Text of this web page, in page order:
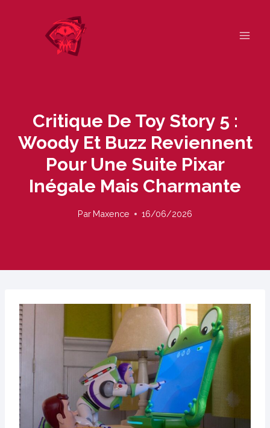
Critique De Toy Story 5 :
Woody Et Buzz Reviennent
Pour Une Suite Pixar
Inégale Mais Charmante
Par Maxence 16/06/2026